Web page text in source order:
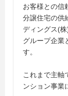
お客様との信
分譲住宅の供
ディングス(
グループ企業
す。
これまで主軸
ンション事業